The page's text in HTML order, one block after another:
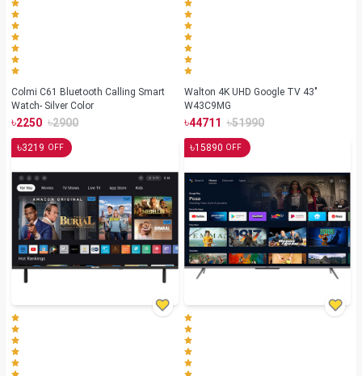
Colmi C61 Bluetooth Calling Smart
Watch- Silver Color
৳2250 ৳2900
Walton 4K UHD Google TV 43"
W43C9MG
৳44711 ৳51990
৳3219 OFF ৳15890 OFF